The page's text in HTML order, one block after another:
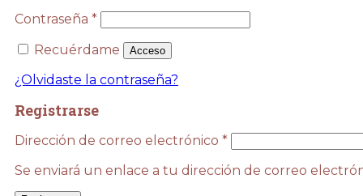
Contraseña *Obligatorio
Recuérdame Acceso
¿Olvidaste la contraseña?
Registrarse
Dirección de correo electrónico *Obligatorio
Se enviará un enlace a tu dirección de correo